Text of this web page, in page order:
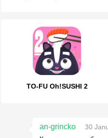
TO-FU Oh!SUSHI 2
an-grincko
30